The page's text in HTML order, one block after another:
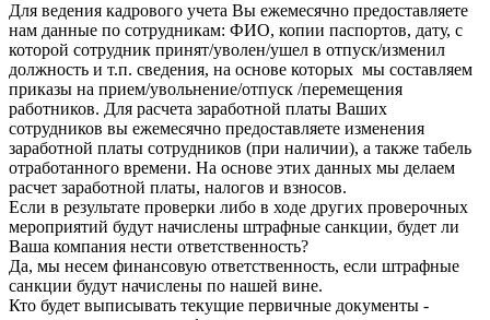
Для ведения кадрового учета Вы ежемесячно предоставляете
нам данные по сотрудникам: ФИО, копии паспортов, дату, с
которой сотрудник принят/уволен/ушел в отпуск/изменил
должность и т.п. сведения, на основе которых мы составляем
приказы на прием/увольнение/отпуск /перемещения
работников. Для расчета заработной платы Ваших
сотрудников вы ежемесячно предоставляете изменения
заработной платы сотрудников (при наличии), а также табель
отработанного времени. На основе этих данных мы делаем
расчет заработной платы, налогов и взносов.
Если в результате проверки либо в ходе других проверочных
мероприятий будут начислены штрафные санкции, будет ли
Ваша компания нести ответственность?
Да, мы несем финансовую ответственность, если штрафные
санкции будут начислены по нашей вине.
Кто будет выписывать текущие первичные документы -